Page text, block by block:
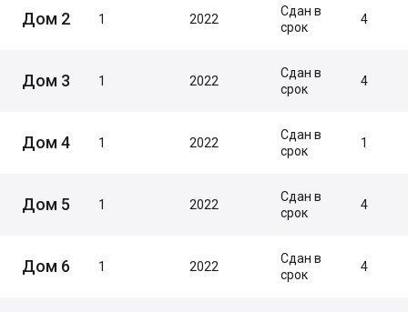
Дом 2 1 2022
Сдан в
срок
4
Дом 3 1 2022
Сдан в
срок
4
Дом 4 1 2022
Сдан в
срок
1
Дом 5 1 2022
Сдан в
срок
4
Дом 6 1 2022
Сдан в
срок
4